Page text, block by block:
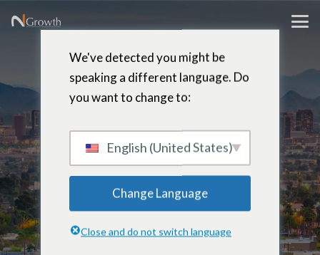
steve
pyszka
Consultor | Coaching Ejecutivo –
Scottsdale, Arizona
We've detected you might be
speaking a different language. Do
you want to change to:
English (United States)
Change Language
Close and do not switch language